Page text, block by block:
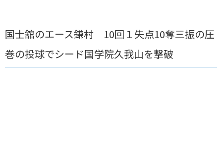
国士舘のエース鎌村 10回１失点10奪三振の圧
巻の投球でシード国学院久我山を撃破